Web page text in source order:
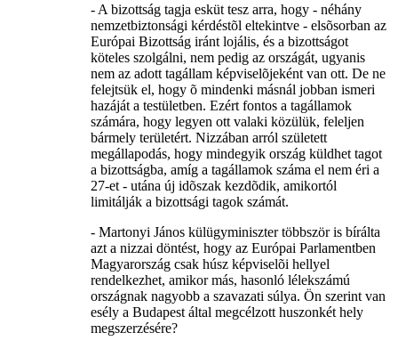
- A bizottság tagja esküt tesz arra, hogy - néhány
nemzetbiztonsági kérdéstõl eltekintve - elsõsorban az
Európai Bizottság iránt lojális, és a bizottságot
köteles szolgálni, nem pedig az országát, ugyanis
nem az adott tagállam képviselõjeként van ott. De ne
felejtsük el, hogy õ mindenki másnál jobban ismeri
hazáját a testületben. Ezért fontos a tagállamok
számára, hogy legyen ott valaki közülük, feleljen
bármely területért. Nizzában arról született
megállapodás, hogy mindegyik ország küldhet tagot
a bizottságba, amíg a tagállamok száma el nem éri a
27-et - utána új idõszak kezdõdik, amikortól
limitálják a bizottsági tagok számát.
- Martonyi János külügyminiszter többször is bírálta
azt a nizzai döntést, hogy az Európai Parlamentben
Magyarország csak húsz képviselõi hellyel
rendelkezhet, amikor más, hasonló lélekszámú
országnak nagyobb a szavazati súlya. Ön szerint van
esély a Budapest által megcélzott huszonkét hely
megszerzésére?